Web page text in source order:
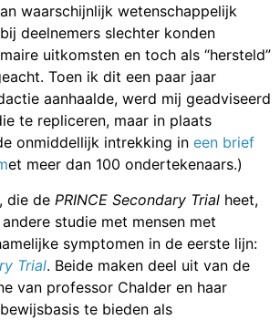
waarschijnlijk wetenschappelijk
deelnemers slechter konden
uitkomsten en toch als “hersteld”
Toen ik dit een paar jaar
aanhaalde, werd mij geadviseerd
te repliceren, maar in plaats
onmiddellijk intrekking in een brief
et meer dan 100 ondertekenaars.)
die de PRINCE Secondary Trial heet,
studie met mensen met
symptomen in de eerste lijn:
Trial. Beide maken deel uit van de
van professor Chalder en haar
te bieden als